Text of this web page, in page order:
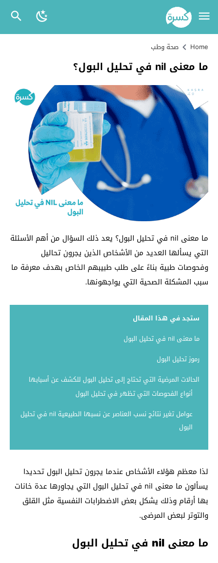
Home صحة وطب
ما معنى nil في تحليل البول؟
ما معنى nil في تحليل البول؟ يعد ذلك السؤال من أهم الأسئلة
التي يسألها العديد من الأشخاص الذين يجرون تحاليل
وفحوصات طبية بناءً على طلب طبيبهم الخاص بهدف معرفة ما
سبب المشكلة الصحية التي يواجهونها.
ستجد في هذا المقال
ما معنى nil في تحليل البول
رموز تحليل البول
الحالات المرضية التي تحتاج إلى تحليل البول للكشف عن أسبابها
أنواع الفحوصات التي تظهر في تحليل البول
عوامل تغير نتائج نسب العناصر عن نسبها الطبيعية nil في تحليل
البول
لذا معظم هؤلاء الأشخاص عندما يجرون تحليل البول تحديدا
يسألون ما معنى nil في تحليل البول التي يجاورها عدة خانات
بها أرقام وذلك يشكل بعض الاضطرابات النفسية مثل القلق
والتوتر لبعض المرضى.
ما معنى nil في تحليل البول